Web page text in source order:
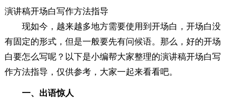
演讲稿开场白写作方法指导
现如今，越来越多地方需要使用到开场白，开场白没
有固定的形式，但是一般要先有问候语。那么，好的开场
白要怎么写呢？以下是小编帮大家整理的演讲稿开场白写
作方法指导，仅供参考，大家一起来看看吧。
一、出语惊人